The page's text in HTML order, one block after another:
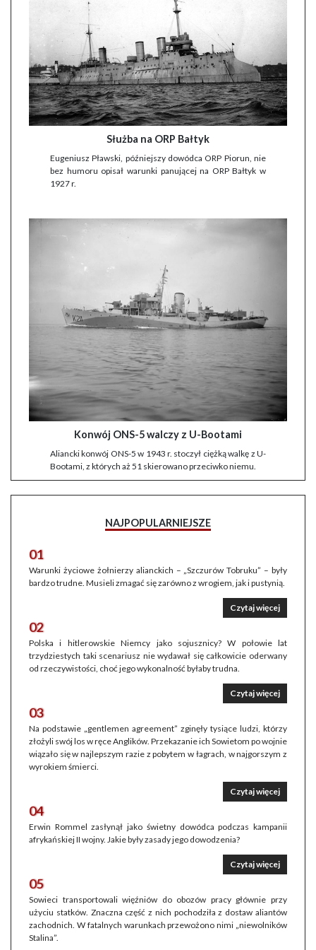
Służba na ORP Bałtyk
Eugeniusz Pławski, późniejszy dowódca ORP Piorun, nie
bez humoru opisał warunki panującej na ORP Bałtyk w
1927 r.
Konwój ONS-5 walczy z U-Bootami
Aliancki konwój ONS-5 w 1943 r. stoczył ciężką walkę z U-
Bootami, z których aż 51 skierowano przeciwko niemu.
NAJPOPULARNIEJSZE
01
Warunki życiowe żołnierzy alianckich – „Szczurów Tobruku” – były
bardzo trudne. Musieli zmagać się zarówno z wrogiem, jak i pustynią.
Czytaj więcej
02
Polska i hitlerowskie Niemcy jako sojusznicy? W połowie lat
trzydziestych taki scenariusz nie wydawał się całkowicie oderwany
od rzeczywistości, choć jego wykonalność byłaby trudna.
Czytaj więcej
03
Na podstawie „gentlemen agreement” zginęły tysiące ludzi, którzy
złożyli swój los w ręce Anglików. Przekazanie ich Sowietom po wojnie
wiązało się w najlepszym razie z pobytem w łagrach, w najgorszym z
wyrokiem śmierci.
Czytaj więcej
04
Erwin Rommel zasłynął jako świetny dowódca podczas kampanii
afrykańskiej II wojny. Jakie były zasady jego dowodzenia?
Czytaj więcej
05
Sowieci transportowali więźniów do obozów pracy głównie przy
użyciu statków. Znaczna część z nich pochodziła z dostaw aliantów
zachodnich. W fatalnych warunkach przewożono nimi „niewolników
Stalina”.